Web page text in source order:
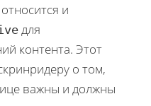
и
для
контента. Этот
о том,
важны и должны